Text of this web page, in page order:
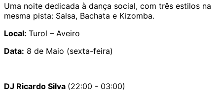
Uma noite dedicada à dança social, com três estilos na
mesma pista: Salsa, Bachata e Kizomba.
Local: Turol – Aveiro
Data: 8 de Maio (sexta-feira)
DJ Ricardo Silva (22:00 - 03:00)